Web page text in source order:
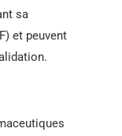
sa
et peuvent